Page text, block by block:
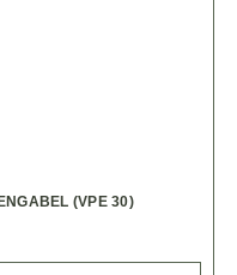
(VPE 30)